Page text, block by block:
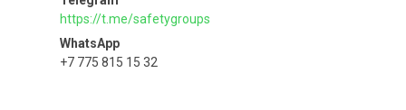
https://t.me/safetygroups
+7 775 815 15 32